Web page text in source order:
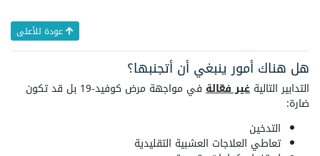
عودة للأعلى
هل هناك أمور ينبغي أن أتجنبها؟
التدابير التالية غير فعّالة في مواجهة مرض كوفيد-19 بل قد تكون
ضارة:
التدخين
تعاطي العلاجات العشبية التقليدية